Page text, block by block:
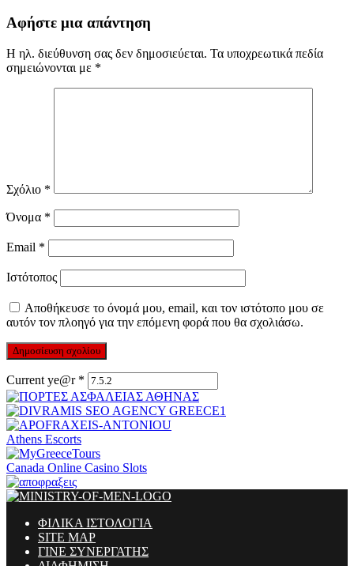
Αφήστε μια απάντηση
Η ηλ. διεύθυνση σας δεν δημοσιεύεται. Τα υποχρεωτικά πεδία
σημειώνονται με *
Σχόλιο *
Όνομα *
Email *
Ιστότοπος
Αποθήκευσε το όνομά μου, email, και τον ιστότοπο μου σε
αυτόν τον πλοηγό για την επόμενη φορά που θα σχολιάσω.
Current ye@r *
Athens Escorts
Canada Online Casino Slots
ΦΙΛΙΚΑ ΙΣΤΟΛΟΓΙΑ
SITE MAP
ΓΙΝΕ ΣΥΝΕΡΓΑΤΗΣ